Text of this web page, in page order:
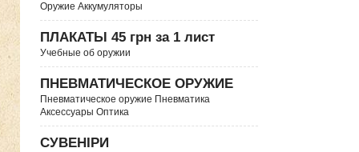
Оружие Аккумуляторы
ПЛАКАТЫ 45 грн за 1 лист
Учебные об оружии
ПНЕВМАТИЧЕСКОЕ ОРУЖИЕ
Пневматическое оружие Пневматика
Аксессуары Оптика
СУВЕНІРИ